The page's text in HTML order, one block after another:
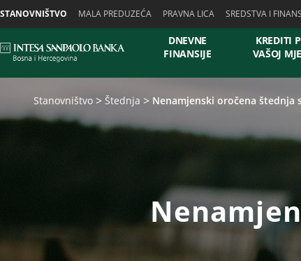
STANOVNIŠTVO MALA PREDUZEĆA PRAVNA LICA SREDSTVA I
DNEVNE
FINANSIJE
KREDITI
VAŠOJ
Stanovništvo Štednja Nenamjenski oročena